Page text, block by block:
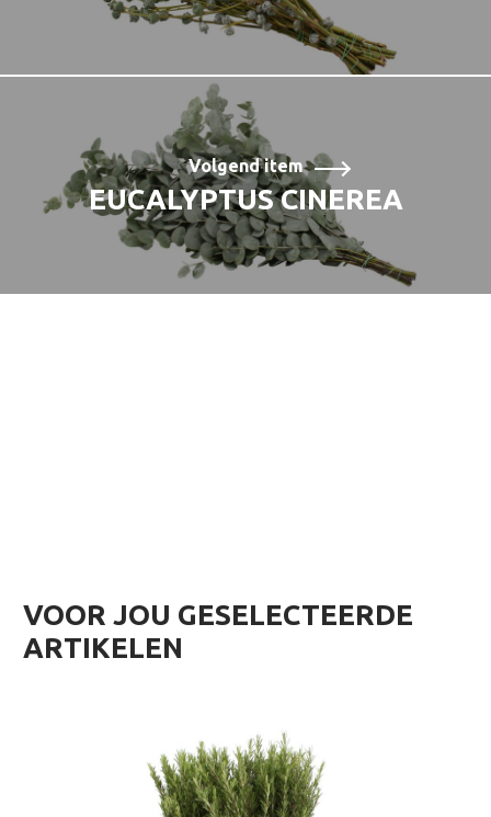
Volgend item
EUCALYPTUS CINEREA
VOOR JOU GESELECTEERDE
ARTIKELEN